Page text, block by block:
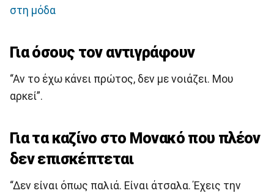
στη μόδα
Για όσους τον αντιγράφουν
“Αν το έχω κάνει πρώτος, δεν με νοιάζει. Μου
αρκεί”.
Για τα καζίνο στο Μονακό που πλέον
δεν επισκέπτεται
“Δεν είναι όπως παλιά. Είναι άτσαλα. Έχεις την